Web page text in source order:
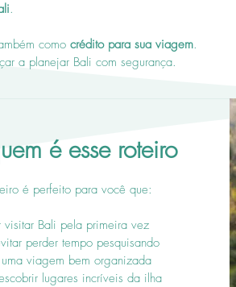
.
como crédito para sua viagem.
a planejar Bali com segurança.
é esse roteiro
é perfeito para você que:
Bali pela primeira vez
perder tempo pesquisando
viagem bem organizada
lugares incríveis da ilha